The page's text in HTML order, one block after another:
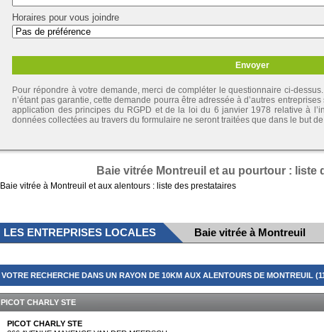
Horaires pour vous joindre
Pour répondre à votre demande, merci de compléter le questionnaire ci-
n’étant pas garantie, cette demande pourra être adressée à d’autres
application des principes du RGPD et de la loi du 6 janvier 1978 relative à
données collectées au travers du formulaire ne seront traitées que dans le but
Baie vitrée Montreuil et au pourtour : liste
Baie vitrée à Montreuil et aux alentours : liste des prestataires
LES ENTREPRISES LOCALES Baie vitrée à Montreuil
VOTRE RECHERCHE DANS UN RAYON DE 10KM AUX ALENTOURS DE MONTREUIL
PICOT CHARLY STE
PICOT CHARLY STE